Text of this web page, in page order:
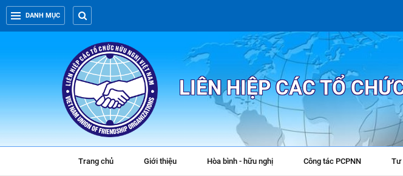
DANH MỤC
LIÊN HIỆP CÁC TỔ
Trang chủ Giới thiệu Hòa bình - hữu nghị Công tác PCPNN Tư